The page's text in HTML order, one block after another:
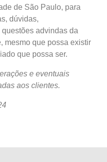
de São Paulo, para
dúvidas,
advindas da
mesmo que possa existir
que possa ser.
e eventuais
aos clientes.